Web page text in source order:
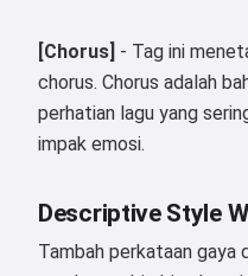
[Chorus] - Tag ini
chorus. Chorus adalah
perhatian lagu yang
impak emosi.
Descriptive Style
Tambah perkataan